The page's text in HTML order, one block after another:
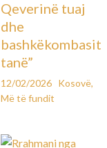
Qeverinë tuaj
dhe
bashkëkombasit
tanë”
12/02/2026 Kosovë,
Më të fundit